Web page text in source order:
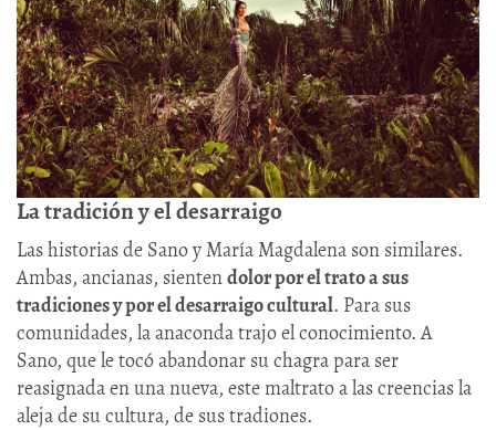
La tradición y el desarraigo
Las historias de Sano y María Magdalena son similares.
Ambas, ancianas, sientendolor por el trato a sus
tradiciones y por el desarraigo cultural. Para sus
comunidades, la anaconda trajo el conocimiento. A
Sano, que le tocó abandonar su chagra para ser
reasignada en una nueva, este maltrato a las creencias la
aleja de su cultura, de sus tradiones.